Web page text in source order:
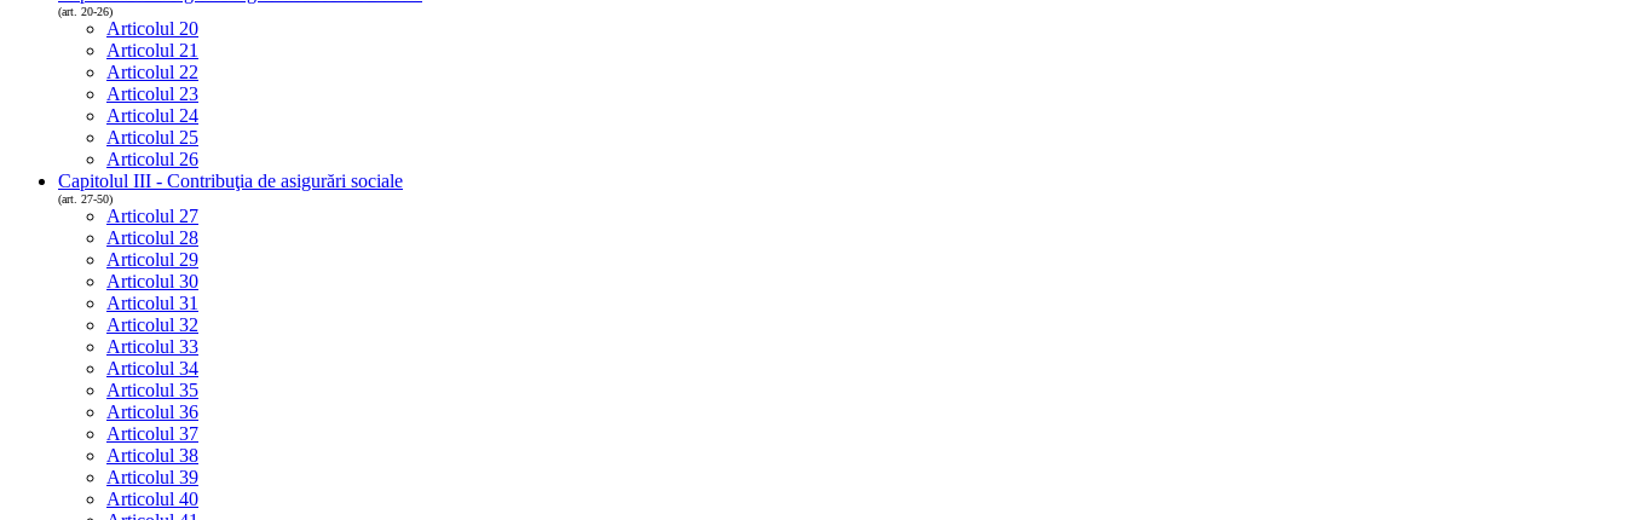
(art. 20-26)
Articolul 20
Articolul 21
Articolul 22
Articolul 23
Articolul 24
Articolul 25
Articolul 26
Capitolul III - Contribuţia de asigurări sociale
(art. 27-50)
Articolul 27
Articolul 28
Articolul 29
Articolul 30
Articolul 31
Articolul 32
Articolul 33
Articolul 34
Articolul 35
Articolul 36
Articolul 37
Articolul 38
Articolul 39
Articolul 40